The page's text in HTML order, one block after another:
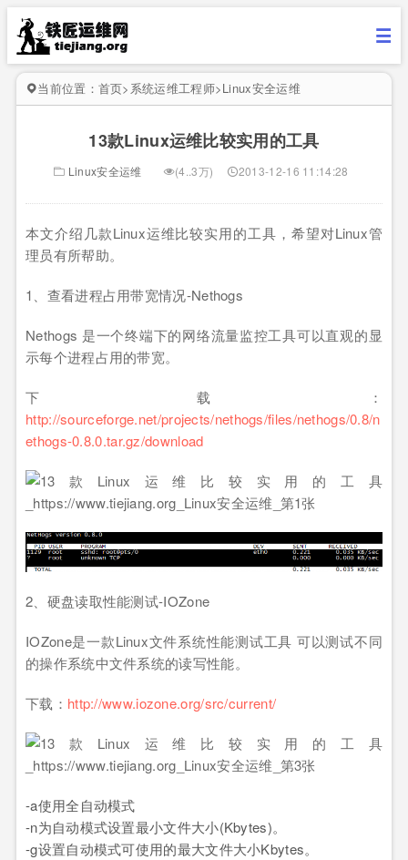
当前位置： 首页> 系统运维工程师>Linux安全运维
13款Linux运维比较实用的工具
Linux安全运维 (4..3万) 2013-12-16 11:14:28
本文介绍几款Linux运维比较实用的工具，希望对Linux管
理员有所帮助。
1、查看进程占用带宽情况-Nethogs
Nethogs 是一个终端下的网络流量监控工具可以直观的显
示每个进程占用的带宽。
下载：
http://sourceforge.net/projects/nethogs/files/nethogs/0.8/n
ethogs-0.8.0.tar.gz/download
2、硬盘读取性能测试-IOZone
IOZone是一款Linux文件系统性能测试工具 可以测试不同
的操作系统中文件系统的读写性能。
下载： http://www.iozone.org/src/current/
-a使用全自动模式
-n为自动模式设置最小文件大小(Kbytes)。
-g设置自动模式可使用的最大文件大小Kbytes。